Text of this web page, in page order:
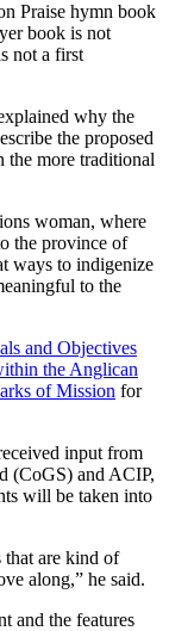
Praise hymn book
book is not
not a first
why the
the proposed
the more traditional
woman, where
the province of
ways to indigenize
to the
and Objectives
the Anglican
of Mission for
input from
(CoGS) and ACIP,
will be taken into
that are kind of
along,” he said.
and the features